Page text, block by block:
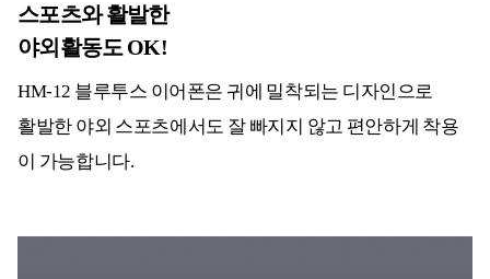
스포츠와 활발한
야외활동도 OK!
HM-12 블루투스 이어폰은 귀에 밀착되는 디자인으로
활발한 야외 스포츠에서도 잘 빠지지 않고 편안하게 착용
이 가능합니다.